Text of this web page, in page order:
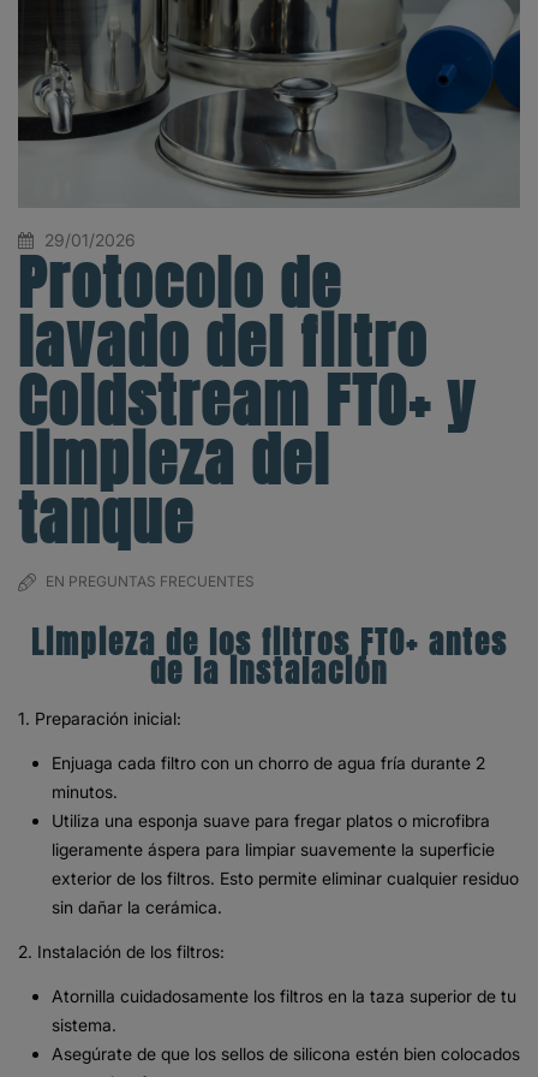
29/01/2026
Protocolo de
lavado del filtro
Coldstream FTO+ y
limpieza del
tanque
EN PREGUNTAS FRECUENTES
Limpieza de los filtros FTO+ antes
de la instalación
1. Preparación inicial:
Enjuaga cada filtro con un chorro de agua fría durante 2
minutos.
Utiliza una esponja suave para fregar platos o microfibra
ligeramente áspera para limpiar suavemente la superficie
exterior de los filtros. Esto permite eliminar cualquier residuo
sin dañar la cerámica.
2. Instalación de los filtros:
Atornilla cuidadosamente los filtros en la taza superior de tu
sistema.
Asegúrate de que los sellos de silicona estén bien colocados